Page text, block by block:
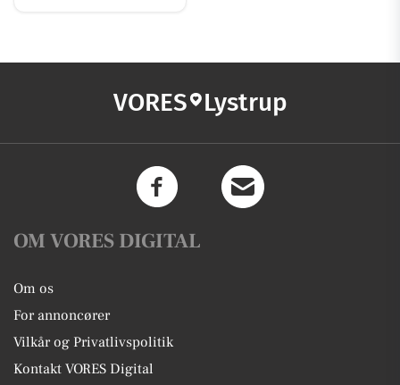
VORES Lystrup
OM VORES DIGITAL
Om os
For annoncører
Vilkår og Privatlivspolitik
Kontakt VORES Digital